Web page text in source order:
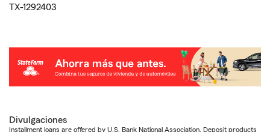
TX-1292403
Divulgaciones
Installment loans are offered by U.S. Bank National Association. Deposit products